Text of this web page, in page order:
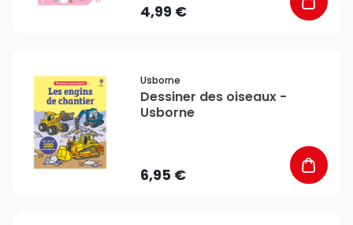
4,99 €
Usborne
Dessiner des oiseaux -
Usborne
6,95 €